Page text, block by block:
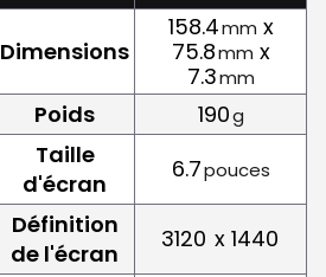
Dimensions
158.4mm x
75.8mm x
7.3mm
Poids 190g
Taille
d'écran
6.7pouces
Définition
de l'écran
3120 x 1440